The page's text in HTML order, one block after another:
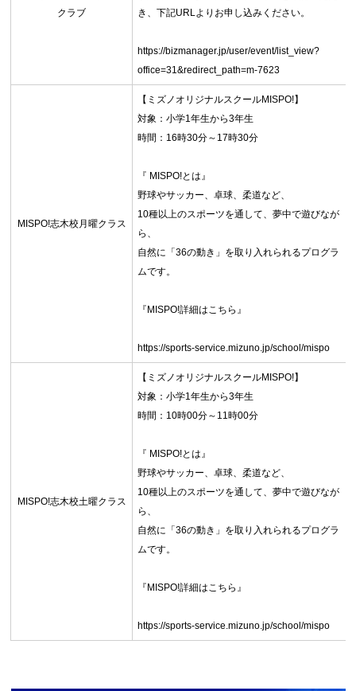
クラブ
き、下記URLよりお申し込みください。
https://bizmanager.jp/user/event/list_view?
office=31&redirect_path=m-7623
MISPO!志木校月曜クラス
【ミズノオリジナルスクールMISPO!】
対象：小学1年生から3年生
時間：16時30分～17時30分
『 MISPO!とは』
野球やサッカー、卓球、柔道など、
10種以上のスポーツを通して、夢中で遊びなが
ら、
自然に「36の動き」を取り入れられるプログラ
ムです。
『MISPO!詳細はこちら』
https://sports-service.mizuno.jp/school/mispo
MISPO!志木校土曜クラス
【ミズノオリジナルスクールMISPO!】
対象：小学1年生から3年生
時間：10時00分～11時00分
『 MISPO!とは』
野球やサッカー、卓球、柔道など、
10種以上のスポーツを通して、夢中で遊びなが
ら、
自然に「36の動き」を取り入れられるプログラ
ムです。
『MISPO!詳細はこちら』
https://sports-service.mizuno.jp/school/mispo